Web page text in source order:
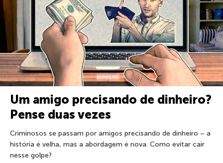
Um amigo precisando de dinheiro?
Pense duas vezes
Criminosos se passam por amigos precisando de dinheiro – a
história é velha, mas a abordagem é nova. Como evitar cair
nesse golpe?